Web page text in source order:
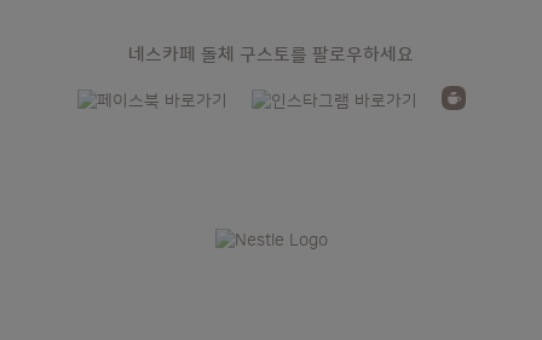
네스카페 돌체 구스토를 팔로우하세요